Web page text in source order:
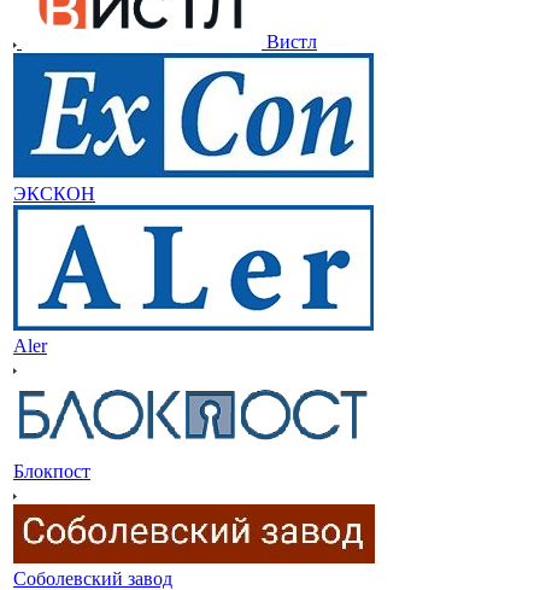
Вистл
ЭКСКОН
Aler
Блокпост
Соболевский завод